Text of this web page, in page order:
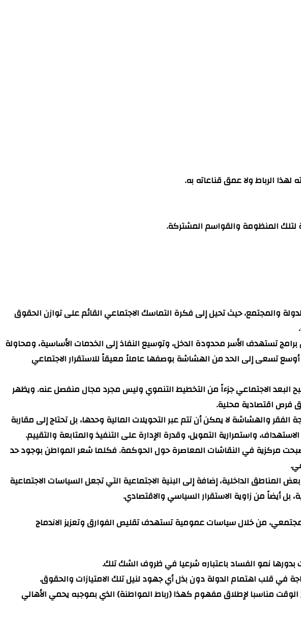
الرباط ولا عمق قناعاته به.
لتلك المنظومة والقواسم المشتركة.
والمجتمع، حيث تحيل إلى فكرة التماسك الاجتماعي القائم على توازن الحقوق
تستهدف الأسر محدودة الدخل، وتوسيع النفاذ إلى الخدمات الأساسية، ومحاولة
تسعى إلى الحد من الهشاشة بوصفها عاملاً معيقاً للاستقرار الاجتماعي
البعد الاجتماعي جزءاً من التخطيط التنموي وليس مجرد مجال منفصل عنه. ويظهر
فرص اقتصادية محلية.
والهشاشة لا يمكن أن تتم عبر التحويلات المالية وحدها، بل تحتاج إلى مقاربة
واستمرارية التمويل، وقدرة الإدارة على التنفيذ والمتابعة والتقييم.
أصبحت مركزية في النقاشات المعاصرة حول الحوكمة. فكلما شعر المواطن بوجود حد
الداخلية، إضافة إلى البنية الاجتماعية التي تجعل السياسات الاجتماعية
بل أيضاً من زاوية الاستقرار السياسي والاقتصادي.
المجتمعي، من خلال سياسات عمومية تستهدف تقليص الفوارق وتعزيز الاندماج
بدورها نمو الفساد باعتباره شرعيا في ظروف الشك تلك.
في قلب اهتمام الدولة دون بذل أي جهود لنيل تلك الامتيازات والحقوق.
مناسبا لإطلاق مفهوم كهذا (رباط المواطنة) الذي بموجبه يحمي الأهالي